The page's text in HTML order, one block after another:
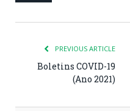
PREVIOUS ARTICLE
Boletins COVID-19
(Ano 2021)